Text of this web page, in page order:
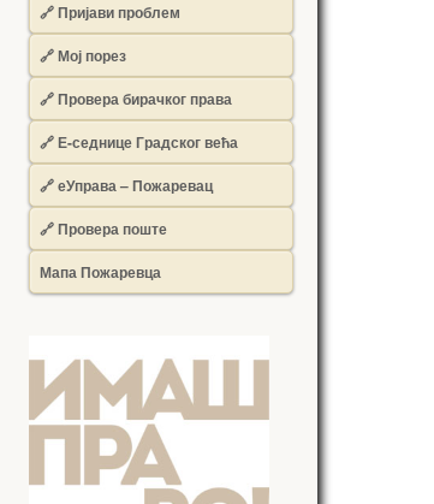
🔗 Пријави проблем
🔗 Мој порез
🔗 Провера бирачког права
🔗 Е-седнице Градског већа
🔗 еУправа – Пожаревац
🔗 Провера поште
Мапа Пожаревца